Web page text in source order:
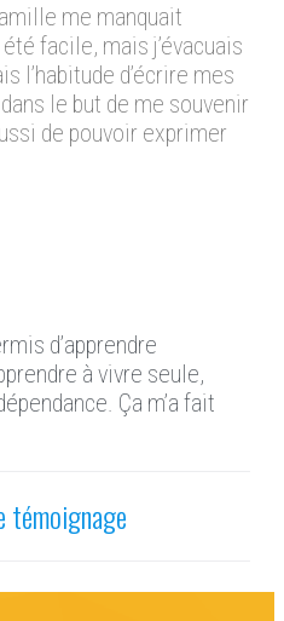
me manquait
facile, mais j’évacuais
l’habitude d’écrire mes
le but de me souvenir
de pouvoir exprimer
d’apprendre
à vivre seule,
Ça m’a fait
témoignage